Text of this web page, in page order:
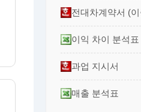
전대차계약서 (
이익 차이 분석표
과업 지시서
매출 분석표